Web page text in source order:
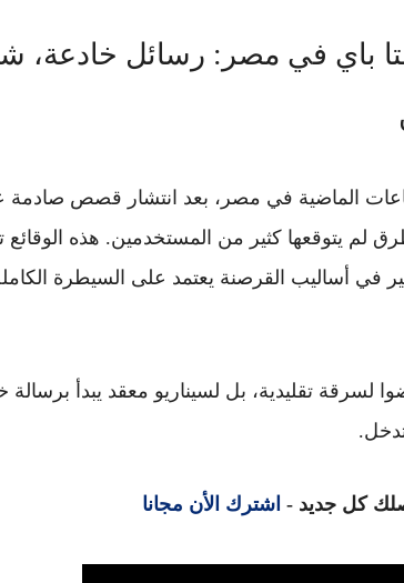
باي في مصر: رسائل خادعة،
الماضية في مصر، بعد انتشار قصص صادمة
لم يتوقعها كثير من المستخدمين. هذه الوقائع
في أساليب القرصنة يعتمد على السيطرة
لسرقة تقليدية، بل لسيناريو معقد يبدأ برسالة
كل جديد - اشترك الأن مجانا